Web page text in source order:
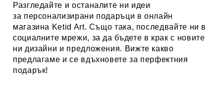
Разгледайте и останалите ни идеи
за персонализирани подаръци в онлайн
магазина Ketid Art. Също така, последвайте ни в
социалните мрежи, за да бъдете в крак с новите
ни дизайни и предложения. Вижте какво
предлагаме и се вдъхновете за перфектния
подарък!